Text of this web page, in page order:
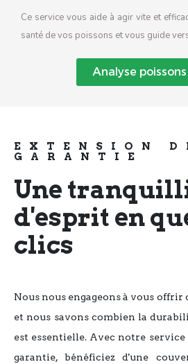
Ce service vous aide à agir vite et
santé de vos poissons et vous guide
Analyse
EXTENSION
GARANTIE
Une
d'esprit en
clics
Nous nous engageons à vous
et nous savons combien la
est essentielle. Avec notre
garantie, bénéficiez d'une